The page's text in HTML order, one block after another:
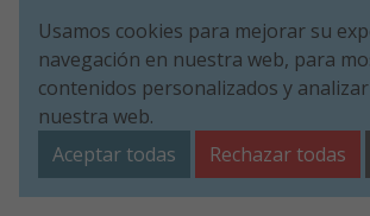
Usamos cookies para mejorar su
navegación en nuestra web, para
contenidos personalizados y
nuestra web.
Aceptar todas
Rechazar todas